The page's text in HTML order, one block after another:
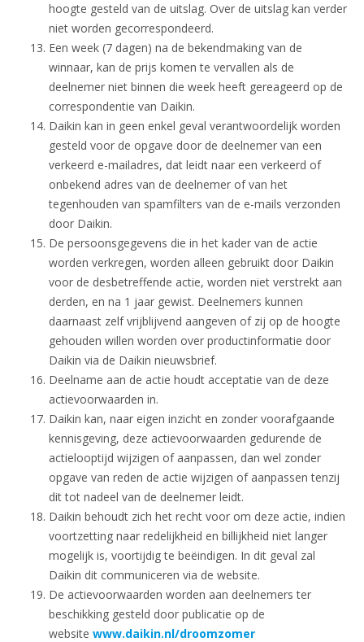
hoogte gesteld van de uitslag. Over de uitslag kan verder
niet worden gecorrespondeerd.
Een week (7 dagen) na de bekendmaking van de
winnaar, kan de prijs komen te vervallen als de
deelnemer niet binnen die week heeft gereageerd op de
correspondentie van Daikin.
Daikin kan in geen enkel geval verantwoordelijk worden
gesteld voor de opgave door de deelnemer van een
verkeerd e-mailadres, dat leidt naar een verkeerd of
onbekend adres van de deelnemer of van het
tegenhouden van spamfilters van de e-mails verzonden
door Daikin.
De persoonsgegevens die in het kader van de actie
worden verkregen, worden alleen gebruikt door Daikin
voor de desbetreffende actie, worden niet verstrekt aan
derden, en na 1 jaar gewist. Deelnemers kunnen
daarnaast zelf vrijblijvend aangeven of zij op de hoogte
gehouden willen worden over productinformatie door
Daikin via de Daikin nieuwsbrief.
Deelname aan de actie houdt acceptatie van de deze
actievoorwaarden in.
Daikin kan, naar eigen inzicht en zonder voorafgaande
kennisgeving, deze actievoorwaarden gedurende de
actielooptijd wijzigen of aanpassen, dan wel zonder
opgave van reden de actie wijzigen of aanpassen tenzij
dit tot nadeel van de deelnemer leidt.
Daikin behoudt zich het recht voor om deze actie, indien
voortzetting naar redelijkheid en billijkheid niet langer
mogelijk is, voortijdig te beëindigen. In dit geval zal
Daikin dit communiceren via de website.
De actievoorwaarden worden aan deelnemers ter
beschikking gesteld door publicatie op de
website www.daikin.nl/droomzomer